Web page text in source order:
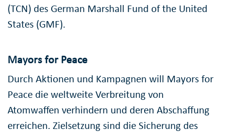
(TCN) des German Marshall Fund of the United
States (GMF).
Mayors for Peace
Durch Aktionen und Kampagnen will Mayors for
Peace die weltweite Verbreitung von
Atomwaffen verhindern und deren Abschaffung
erreichen. Zielsetzung sind die Sicherung des